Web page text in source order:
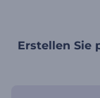
Erstellen Sie